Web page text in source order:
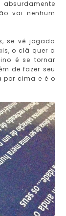
vai nenhum
se vê jogada
o clã quer a
é se tornar
de fazer seu
por cima e é o